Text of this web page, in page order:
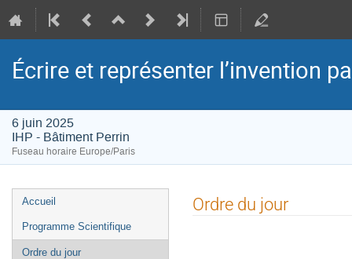
Écrire et représenter l’invention
6 juin 2025
IHP - Bâtiment Perrin
Fuseau horaire Europe/Paris
Menu
de
l'événement
Accueil
Programme Scientifique
Ordre du jour
Ordre du jour